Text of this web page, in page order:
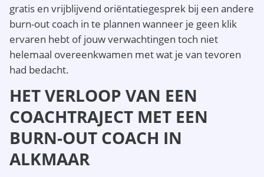
gratis en vrijblijvend oriëntatiegesprek bij een andere
burn-out coach in te plannen wanneer je geen klik
ervaren hebt of jouw verwachtingen toch niet
helemaal overeenkwamen met wat je van tevoren
had bedacht.
HET VERLOOP VAN EEN
COACHTRAJECT MET EEN
BURN-OUT COACH IN
ALKMAAR